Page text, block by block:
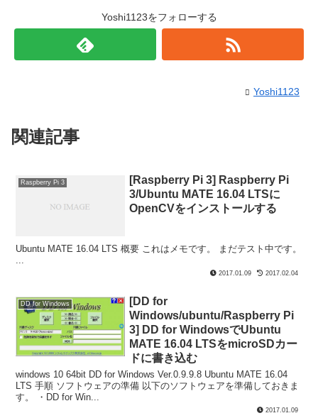
Yoshi1123をフォローする
Yoshi1123
関連記事
Raspberry Pi 3
[Raspberry Pi 3] Raspberry Pi
3/Ubuntu MATE 16.04 LTSに
OpenCVをインストールする
Ubuntu MATE 16.04 LTS 概要 これはメモです。 まだテスト中です。
...
2017.01.09 2017.02.04
DD for Windows
[DD for
Windows/ubuntu/Raspberry Pi
3] DD for WindowsでUbuntu
MATE 16.04 LTSをmicroSDカー
ドに書き込む
windows 10 64bit DD for Windows Ver.0.9.9.8 Ubuntu MATE 16.04
LTS 手順 ソフトウェアの準備 以下のソフトウェアを準備しておきま
す。 ・DD for Win...
2017.01.09